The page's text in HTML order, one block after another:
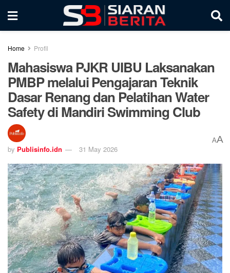
Home Profil
Mahasiswa PJKR UIBU Laksanakan
PMBP melalui Pengajaran Teknik
Dasar Renang dan Pelatihan Water
Safety di Mandiri Swimming Club
by Publisinfo.idn 31 May 2026
AA